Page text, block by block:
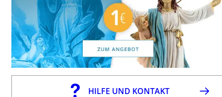
HILFE UND KONTAKT